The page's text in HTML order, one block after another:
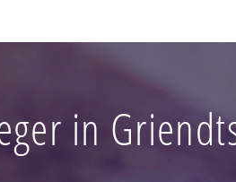
in